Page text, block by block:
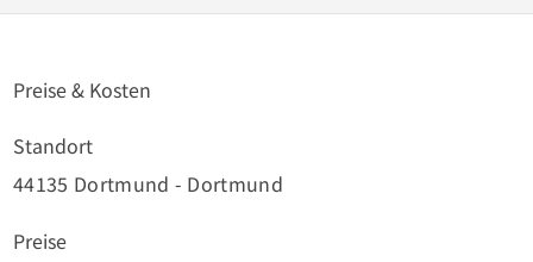
Preise & Kosten
Standort
44135 Dortmund - Dortmund
Preise